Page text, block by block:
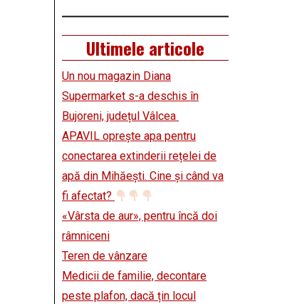
Ultimele articole
Un nou magazin Diana
Supermarket s-a deschis în
Bujoreni, județul Vâlcea
APAVIL oprește apa pentru
conectarea extinderii rețelei de
apă din Mihăești. Cine și când va
fi afectat?
«Vârsta de aur», pentru încă doi
râmniceni
Teren de vânzare
Medicii de familie, decontare
peste plafon, dacă țin locul